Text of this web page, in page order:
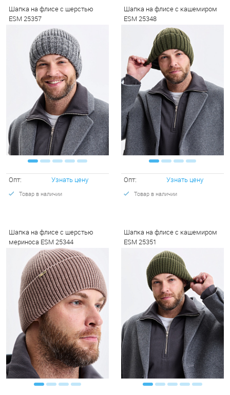
Шапка на флисе с шерстью
ESM 25357
Опт: Узнать цену
Товар в наличии
Шапка на флисе с кашемиром
ESM 25348
Опт: Узнать цену
Товар в наличии
Шапка на флисе с шерстью
мериноса ESM 25344
Шапка на флисе с кашемиром
ESM 25351